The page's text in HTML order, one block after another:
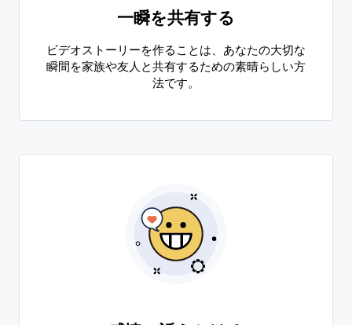
一瞬を共有する
ビデオストーリーを作ることは、あなたの大切な
瞬間を家族や友人と共有するための素晴らしい方
法です。